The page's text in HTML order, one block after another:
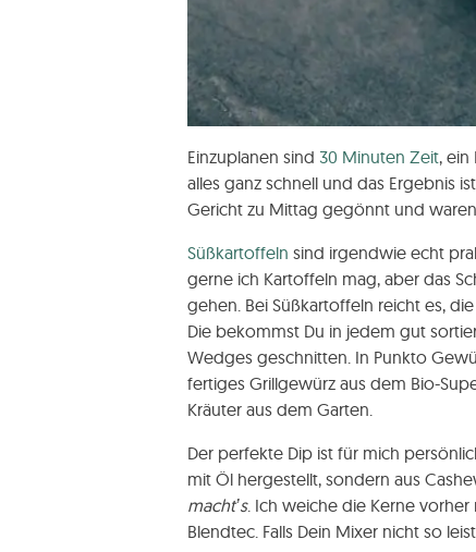
Einzuplanen sind 30 Minuten Zeit,
alles ganz schnell und das Ergebnis
Gericht zu Mittag gegönnt und
Süßkartoffeln sind irgendwie echt
gerne ich Kartoffeln mag, aber das
gehen. Bei Süßkartoffeln reicht es,
Die bekommst Du in jedem gut
Wedges geschnitten. In Punkto
fertiges Grillgewürz aus dem Bio-
Kräuter aus dem Garten.
Der perfekte Dip ist für mich
mit Öl hergestellt, sondern aus
macht’s. Ich weiche die Kerne
Blendtec. Falls Dein Mixer nicht so